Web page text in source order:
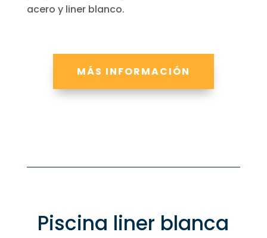
acero y liner blanco.
MÁS INFORMACIÓN
Piscina liner blanca